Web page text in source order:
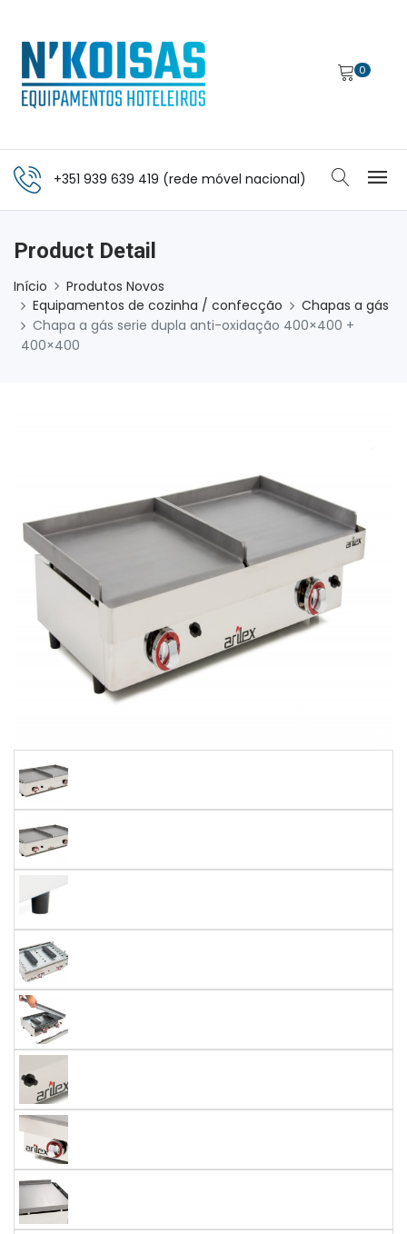
0
+351 939 639 419 (rede móvel nacional)
Product Detail
Início
Produtos Novos
Equipamentos de cozinha / confecção
Chapas a gás
Chapa a gás serie dupla anti-oxidação 400×400 +
400×400